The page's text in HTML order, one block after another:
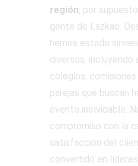
región, por
gente de Lazkao.
hemos estado
diversos, incluyendo
colegios,
parejas que buscan
evento inolvidable.
compromiso con la
satisfacción del
convertido en